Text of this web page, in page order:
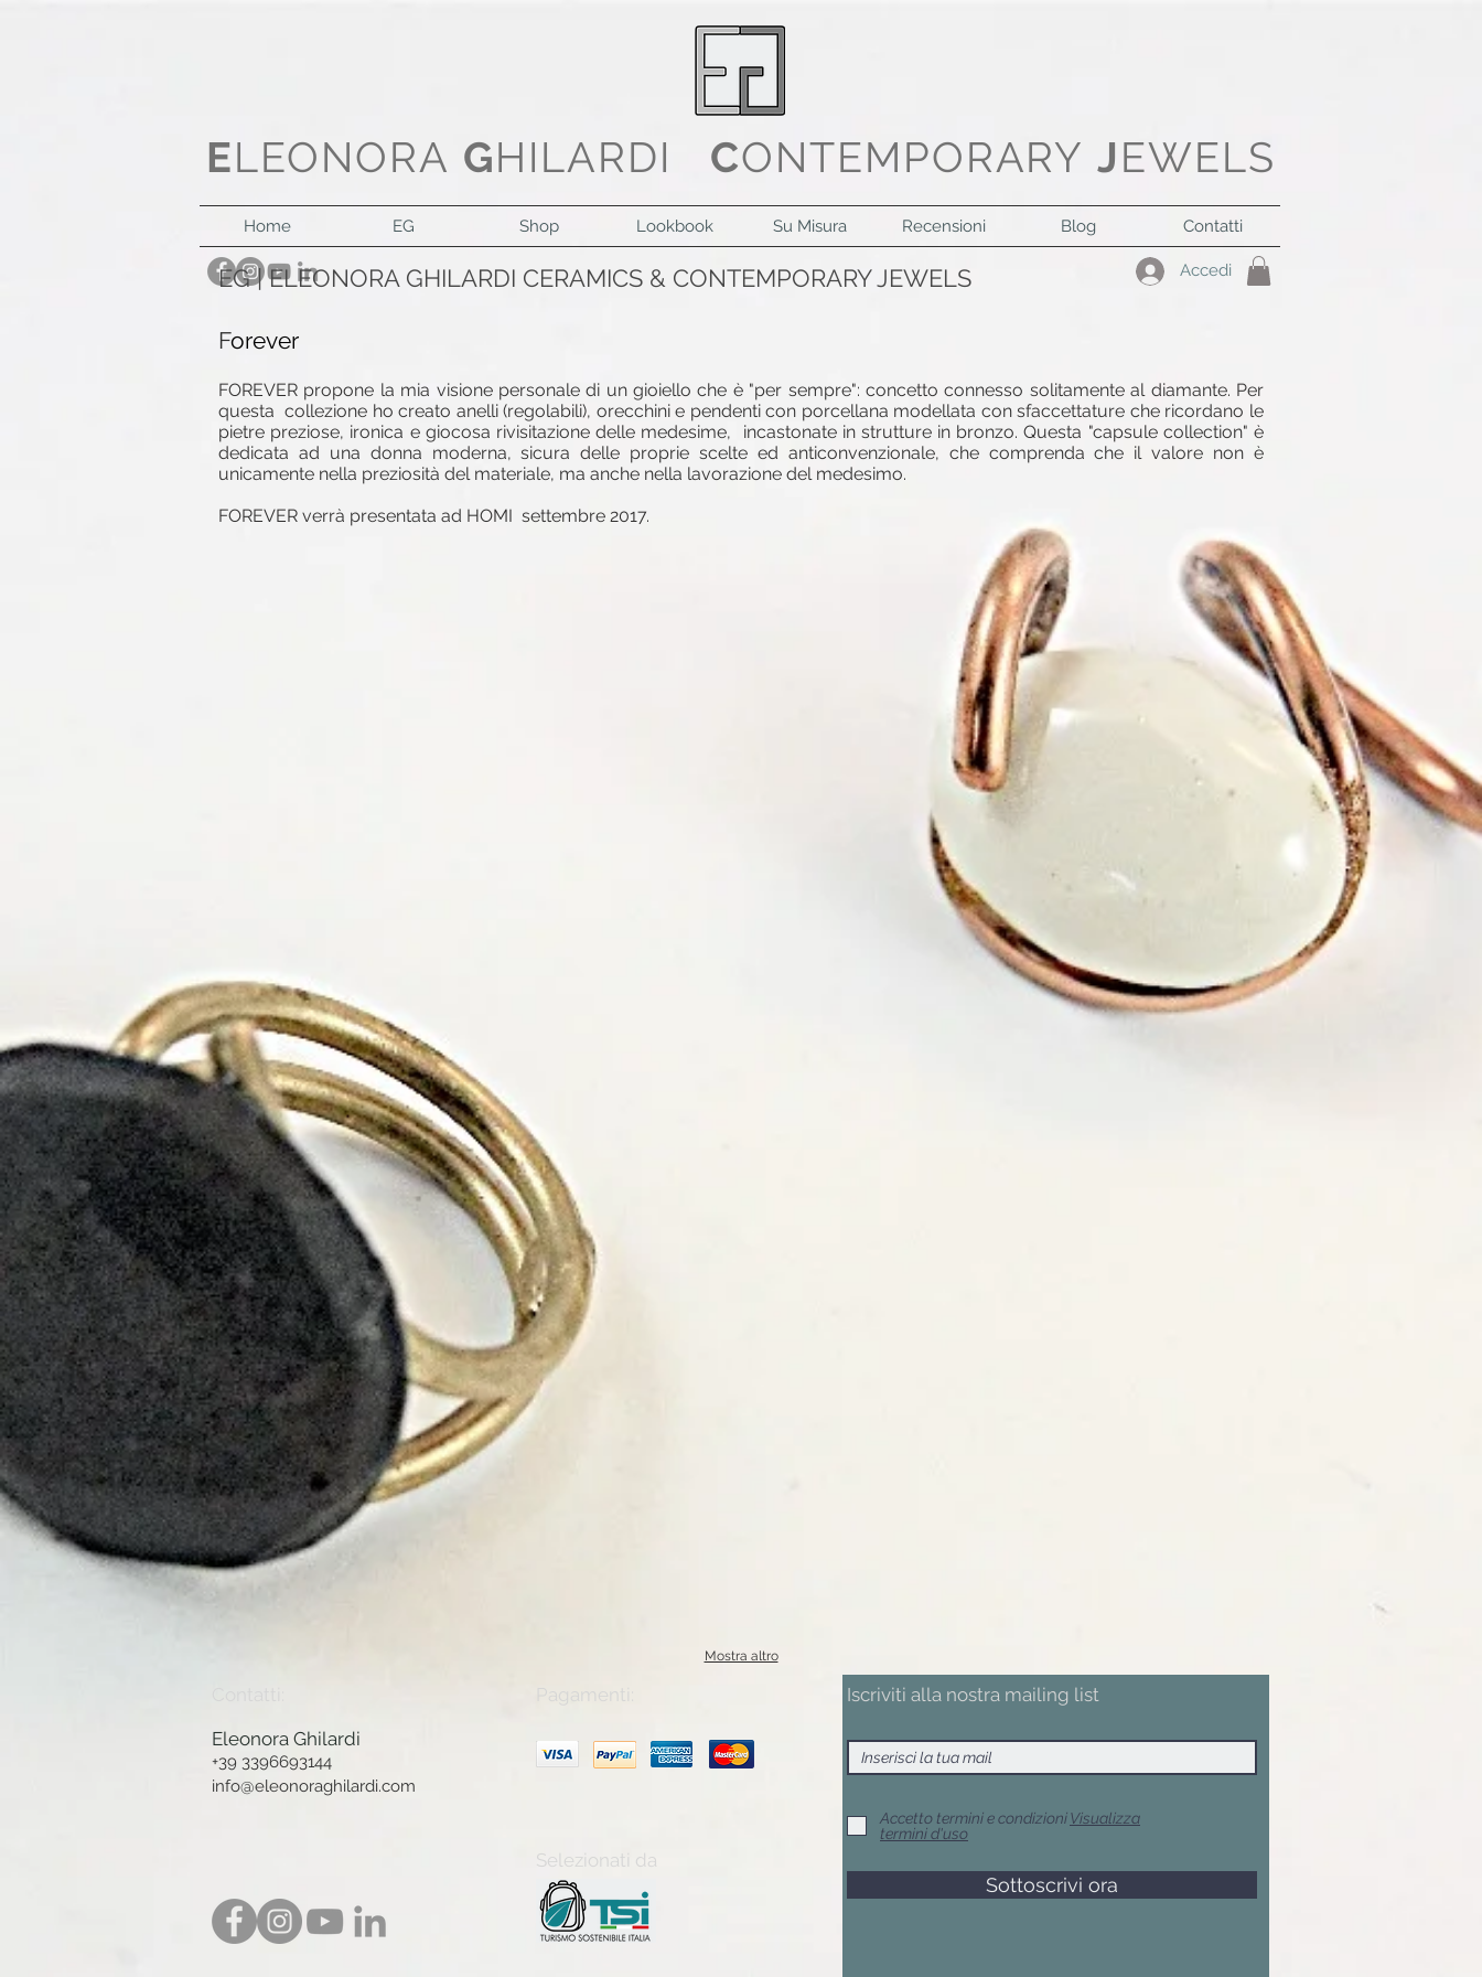
ELEONORA GHILARDI CONTEMPORARYJEWELS
Home EG Shop Lookbook Su Misura Recensioni Blog Contatti
Accedi
EG | ELEONORA GHILARDI CERAMICS & CONTEMPORARY JEWELS
Forever
FOREVER propone la mia visione personale di un gioiello che è "per sempre": concetto connesso solitamente al diamante. Per
questa collezione ho creato anelli (regolabili), orecchini e pendenti con porcellana modellata con sfaccettature che ricordano le
pietre preziose, ironica e giocosa rivisitazione delle medesime, incastonate in strutture in bronzo. Questa "capsule collection" è
dedicata ad una donna moderna, sicura delle proprie scelte ed anticonvenzionale, che comprenda che il valore non è
unicamente nella preziosità del materiale, ma anche nella lavorazione del medesimo.
FOREVER verrà presentata ad HOMI settembre 2017.
Mostra altro
Eleonora Ghilardi
+39 3396693144
info@eleonoraghilardi.com
Pagamenti: Iscriviti alla nostra mailing list
Accetto termini e condizioniVisualizza
termini d'uso
Sottoscrivi ora
Selezionati da